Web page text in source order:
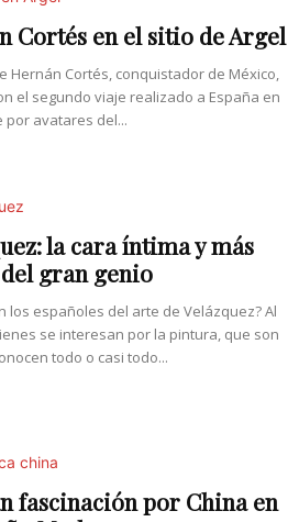
Cortés en el sitio de Argel
Hernán Cortés, conquistador de México,
el segundo viaje realizado a España en
por avatares del...
la cara íntima y más
gran genio
los españoles del arte de Velázquez? Al
se interesan por la pintura, que son
todo o casi todo...
fascinación por China en